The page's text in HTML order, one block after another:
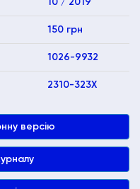
10 / 2019
150 грн
1026-9932
2310-323X
версію